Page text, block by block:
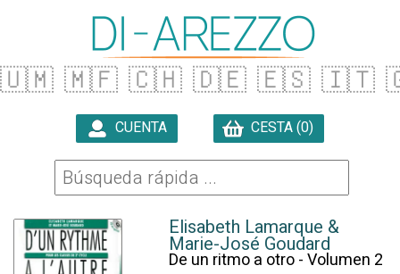
🇺🇲 🇲🇫 🇨🇭 🇩🇪 🇪🇸 🇮🇹
CUENTA CESTA (0)
Elisabeth Lamarque &
Marie-José Goudard
De un ritmo a otro - Volumen 2